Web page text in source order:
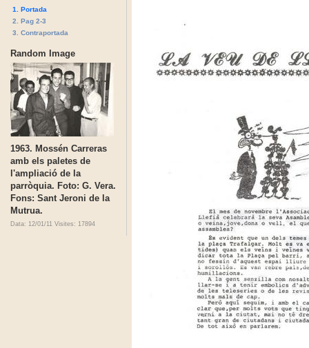
1. Portada
2. Pag 2-3
3. Contraportada
Random Image
1963. Mossén Carreras
amb els paletes de
l'ampliació de la
parròquia. Foto: G. Vera.
Fons: Sant Jeroni de la
Mutrua.
Data: 12/01/11 Visites: 17894